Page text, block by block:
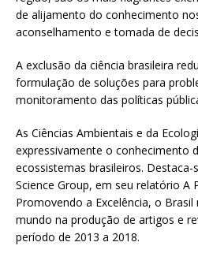
de alijamento do conhecimento
aconselhamento e tomada de
A exclusão da ciência brasileira
formulação de soluções para
monitoramento das políticas
As Ciências Ambientais e da
expressivamente o conhecimento
ecossistemas brasileiros.
Science Group, em seu relatório A
Promovendo a Excelência, o
mundo na produção de artigos e
período de 2013 a 2018.